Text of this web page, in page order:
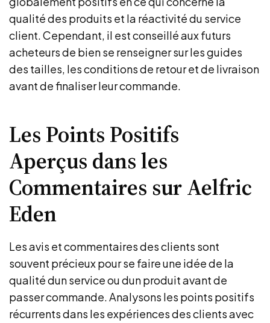
qualité des produits et la réactivité du service
client. Cependant, il est conseillé aux futurs
acheteurs de bien se renseigner sur les guides
des tailles, les conditions de retour et de livraison
avant de finaliser leur commande.
Les Points Positifs
Aperçus dans les
Commentaires sur Aelfric
Eden
Les avis et commentaires des clients sont
souvent précieux pour se faire une idée de la
qualité dun service ou dun produit avant de
passer commande. Analysons les points positifs
récurrents dans les expériences des clients avec